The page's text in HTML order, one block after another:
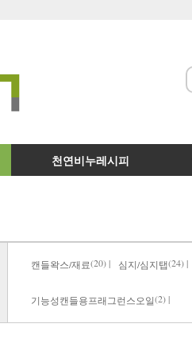
천연비누레시피
캔들왁스/재료(20) | 심지/심지탭(24) |
기능성캔들용프래그런스오일(2) |